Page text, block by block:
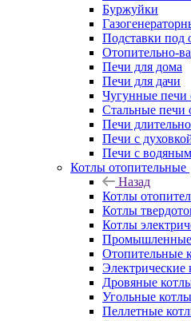
Буржуйки
Подставки под
Отопительно-
Печи для дома
Печи для дачи
Чугунные печи
Стальные печи
Печи
Печи с
Печи с
Котлы отопительные
Назад
Котлы
Котлы
Котлы
Отопительные
Электрические
Дровяные
Угольные котлы
Пеллетные